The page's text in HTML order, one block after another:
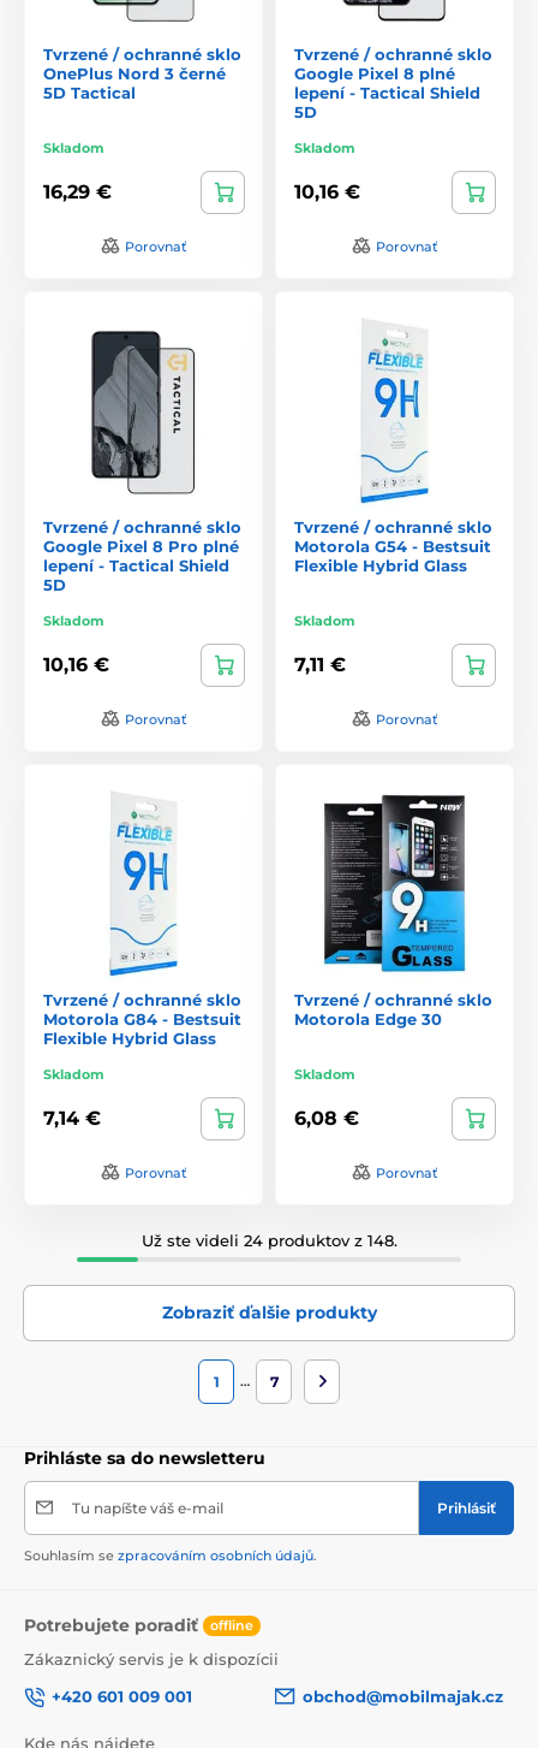
Tvrzené / ochranné sklo
OnePlus Nord 3 černé
5D Tactical
Skladom
16,29 €
Porovnať
Tvrzené / ochranné sklo
Google Pixel 8 plné
lepení - Tactical Shield
5D
Skladom
10,16 €
Porovnať
Tvrzené / ochranné sklo
Google Pixel 8 Pro plné
lepení - Tactical Shield
5D
Skladom
10,16 €
Porovnať
Tvrzené / ochranné sklo
Motorola G54 - Bestsuit
Flexible Hybrid Glass
Skladom
7,11 €
Porovnať
Tvrzené / ochranné sklo
Motorola G84 - Bestsuit
Flexible Hybrid Glass
Skladom
7,14 €
Porovnať
Tvrzené / ochranné sklo
Motorola Edge 30
Skladom
6,08 €
Porovnať
Už ste videli 24 produktov z 148.
Zobraziť ďalšie produkty
1 … 7
Prihláste sa do newsletteru
Tu napíšte váš e-mail Prihlásiť
Souhlasím se zpracováním osobních údajů.
Potrebujete poradiť offline
Zákaznický servis je k dispozícii
+420 601 009 001
obchod@mobilmajak.cz
Kde nás nájdete